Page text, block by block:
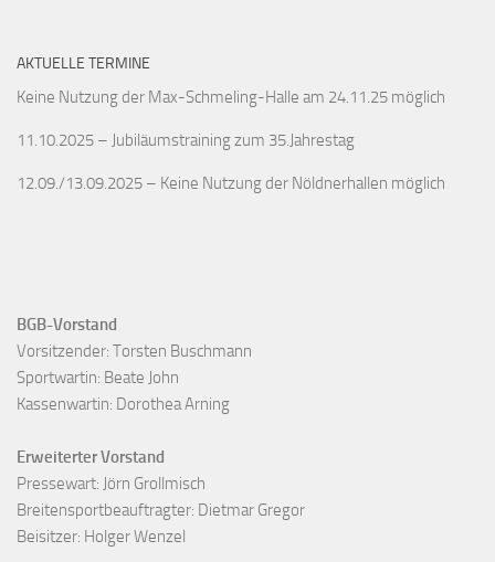
AKTUELLE TERMINE
Keine Nutzung der Max-Schmeling-Halle am 24.11.25 möglich
11.10.2025 – Jubiläumstraining zum 35.Jahrestag
12.09./13.09.2025 – Keine Nutzung der Nöldnerhallen möglich
BGB-Vorstand
Vorsitzender: Torsten Buschmann
Sportwartin: Beate John
Kassenwartin: Dorothea Arning
Erweiterter Vorstand
Pressewart: Jörn Grollmisch
Breitensportbeauftragter: Dietmar Gregor
Beisitzer: Holger Wenzel